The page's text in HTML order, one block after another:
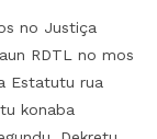
no Justiça
RDTL no mos
Estatutu rua
konaba